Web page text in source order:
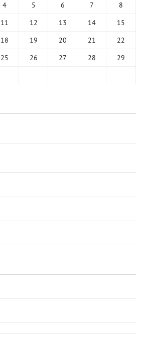
4 5 6 7
8
11 12 13 14
15
18 19 20 21
22
25 26 27 28
29